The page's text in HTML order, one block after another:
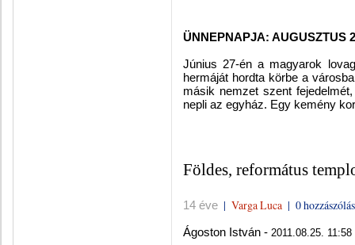
ÜNNEPNAPJA: AUGUSZTUS
Jú­ni­us 27-én a ma­gya­rok
her­má­ját hord­ta kör­be a
má­sik nem­zet szent
nep­li az egy­ház. Egy ke­mény
Földes, református
14 éve | Varga Luca | 0 hozzászólás
Ágoston István - 2011.08.25.